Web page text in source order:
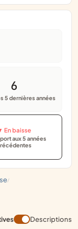
/
6
5 dernières années
En baisse
aux 5 années
Descriptions